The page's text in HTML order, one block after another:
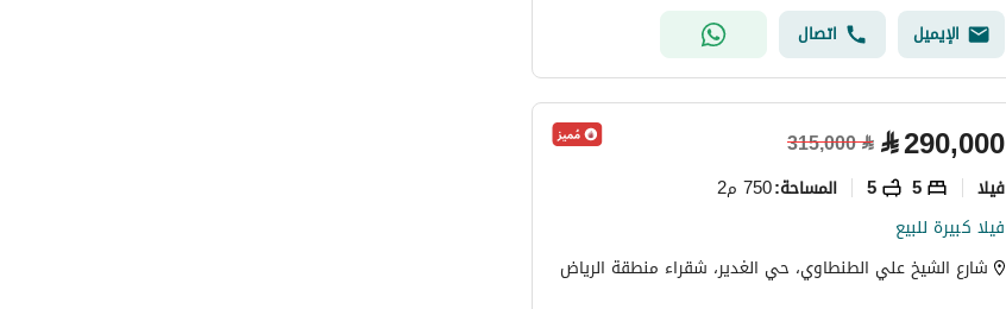
الإيميل اتصال
⃁290,000
⃁
315,000
فیلا 5
5 المساحة:750 م2
فيلا كبيرة للبيع
شارع الشيخ علي الطنطاوي، حي الغدير، شقراء منطقة الرياض